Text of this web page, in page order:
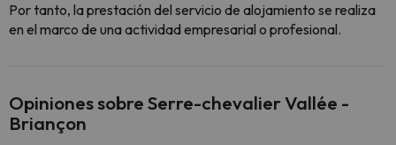
Por tanto, la prestación del servicio de alojamiento se realiza
en el marco de una actividad empresarial o profesional.
Opiniones sobre Serre-chevalier Vallée -
Briançon